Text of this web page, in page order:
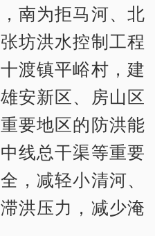
南为拒马河、北
坊洪水控制工程
渡镇平峪村，建
安新区、房山区
要地区的防洪能
线总干渠等重要
，减轻小清河、
洪压力，减少淹